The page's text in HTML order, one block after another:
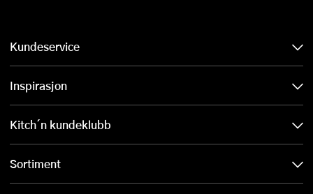
Kundeservice
Inspirasjon
Kitch´n kundeklubb
Sortiment